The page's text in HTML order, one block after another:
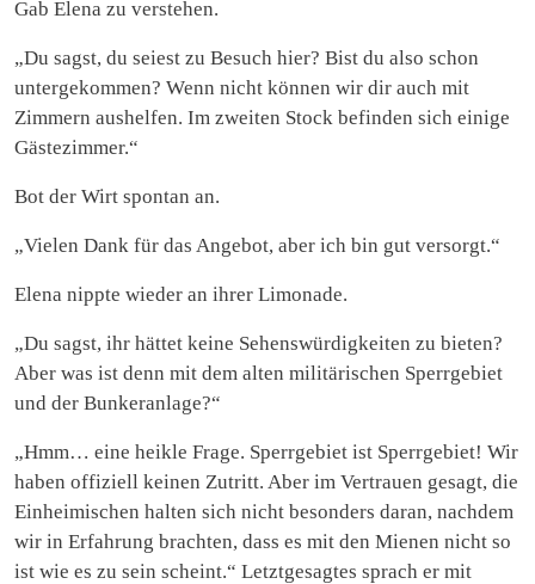
Gab Elena zu verstehen.
„Du sagst, du seiest zu Besuch hier? Bist du also schon
untergekommen? Wenn nicht können wir dir auch mit
Zimmern aushelfen. Im zweiten Stock befinden sich einige
Gästezimmer.“
Bot der Wirt spontan an.
„Vielen Dank für das Angebot, aber ich bin gut versorgt.“
Elena nippte wieder an ihrer Limonade.
„Du sagst, ihr hättet keine Sehenswürdigkeiten zu bieten?
Aber was ist denn mit dem alten militärischen Sperrgebiet
und der Bunkeranlage?“
„Hmm… eine heikle Frage. Sperrgebiet ist Sperrgebiet! Wir
haben offiziell keinen Zutritt. Aber im Vertrauen gesagt, die
Einheimischen halten sich nicht besonders daran, nachdem
wir in Erfahrung brachten, dass es mit den Mienen nicht so
ist wie es zu sein scheint.“ Letztgesagtes sprach er mit